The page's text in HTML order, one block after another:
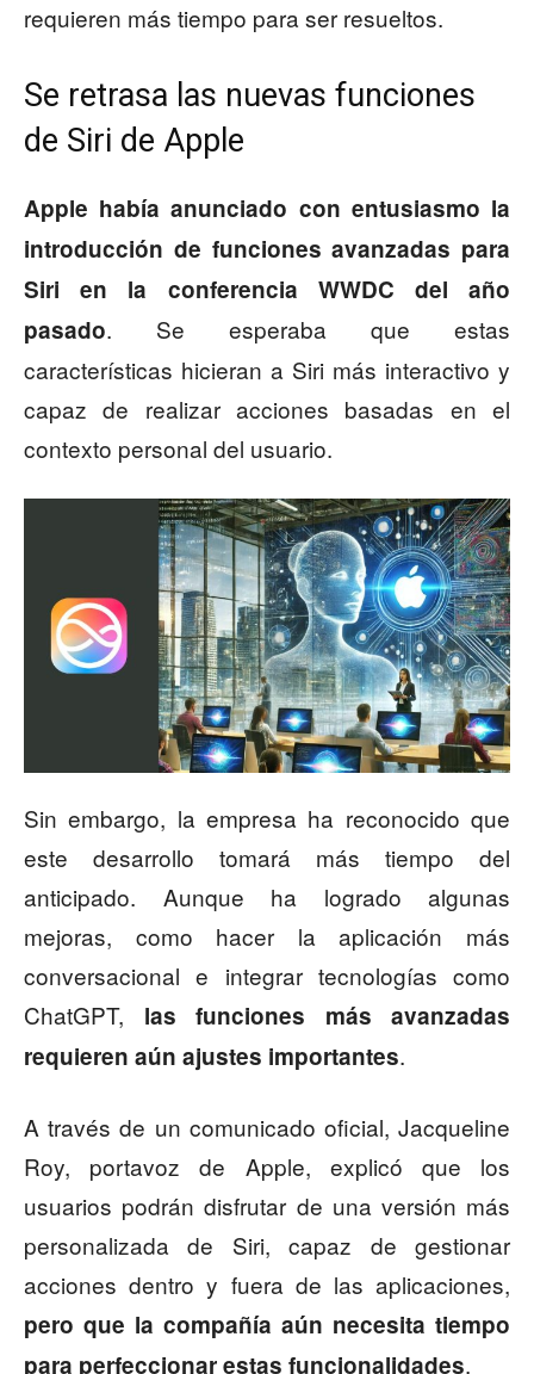
requieren más tiempo para ser resueltos.
Se retrasa las nuevas funciones
de Siri de Apple
Apple había anunciado con entusiasmo la
introducción de funciones avanzadas para
Siri en la conferencia WWDC del año
pasado. Se esperaba que estas
características hicieran a Siri más interactivo y
capaz de realizar acciones basadas en el
contexto personal del usuario.
Sin embargo, la empresa ha reconocido que
este desarrollo tomará más tiempo del
anticipado. Aunque ha logrado algunas
mejoras, como hacer la aplicación más
conversacional e integrar tecnologías como
ChatGPT, las funciones más avanzadas
requieren aún ajustes importantes.
A través de un comunicado oficial, Jacqueline
Roy, portavoz de Apple, explicó que los
usuarios podrán disfrutar de una versión más
personalizada de Siri, capaz de gestionar
acciones dentro y fuera de las aplicaciones,
pero que la compañía aún necesita tiempo
para perfeccionar estas funcionalidades.